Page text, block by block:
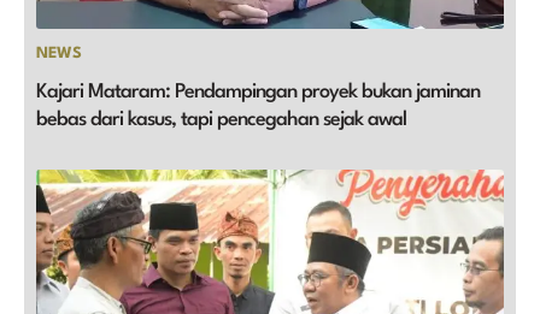
NEWS
Kajari Mataram: Pendampingan proyek bukan jaminan
bebas dari kasus, tapi pencegahan sejak awal